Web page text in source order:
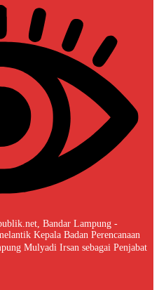
Bandar Lampung -
Kepala Badan Perencanaan
Mulyadi Irsan sebagai Penjabat